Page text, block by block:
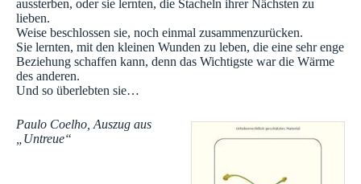
aussterben, oder sie lernten, die Stacheln ihrer Nächsten zu
lieben.
Weise beschlossen sie, noch einmal zusammenzurücken.
Sie lernten, mit den kleinen Wunden zu leben, die eine sehr enge
Beziehung schaffen kann, denn das Wichtigste war die Wärme
des anderen.
Und so überlebten sie…
Paulo Coelho, Auszug aus
„Untreue“